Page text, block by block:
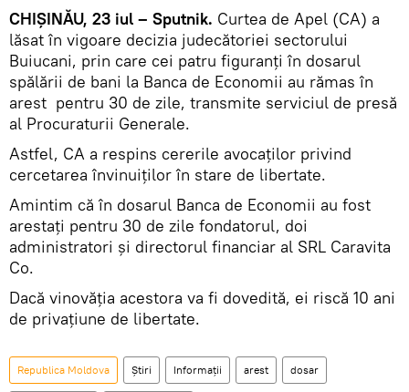
CHIȘINĂU, 23 iul – Sputnik. Curtea de Apel (CA) a
lăsat în vigoare decizia judecătoriei sectorului
Buiucani, prin care cei patru figuranți în dosarul
spălării de bani la Banca de Economii au rămas în
arest pentru 30 de zile, transmite serviciul de presă
al Procuraturii Generale.
Astfel, CA a respins cererile avocaților privind
cercetarea învinuiţilor în stare de libertate.
Amintim că în dosarul Banca de Economii au fost
arestați pentru 30 de zile fondatorul, doi
administratori și directorul financiar al SRL Caravita
Co.
Dacă vinovăția acestora va fi dovedită, ei riscă 10 ani
de privațiune de libertate.
Republica Moldova Știri Informații arest dosar